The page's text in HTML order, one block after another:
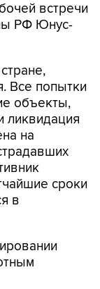
встречи
РФ Юнус-
Все попытки
объекты,
ликвидация
на
сроки
в